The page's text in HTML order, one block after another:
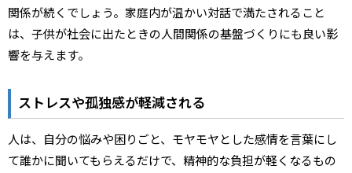
関係が続くでしょう。家庭内が温かい対話で満たされること
は、子供が社会に出たときの人間関係の基盤づくりにも良い影
響を与えます。
ストレスや孤独感が軽減される
人は、自分の悩みや困りごと、モヤモヤとした感情を言葉にし
て誰かに聞いてもらえるだけで、精神的な負担が軽くなるもの